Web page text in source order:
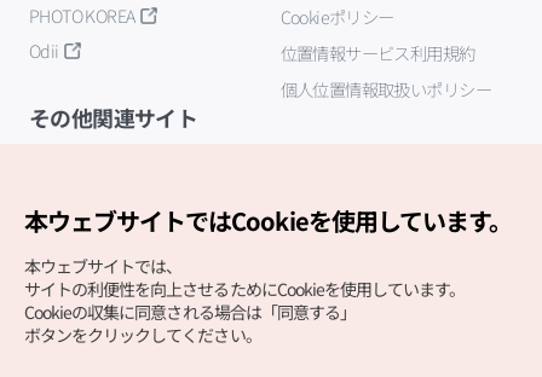
PHOTO KOREA
Odii
Cookieポリシー
位置情報サービス利用規約
個人位置情報取扱いポリシー
その他関連サイト
本ウェブサイトではCookieを使用しています。
本ウェブサイトでは、
サイトの利便性を向上させるためにCookieを使用しています。
Cookieの収集に同意される場合は「同意する」
ボタンをクリックしてください。